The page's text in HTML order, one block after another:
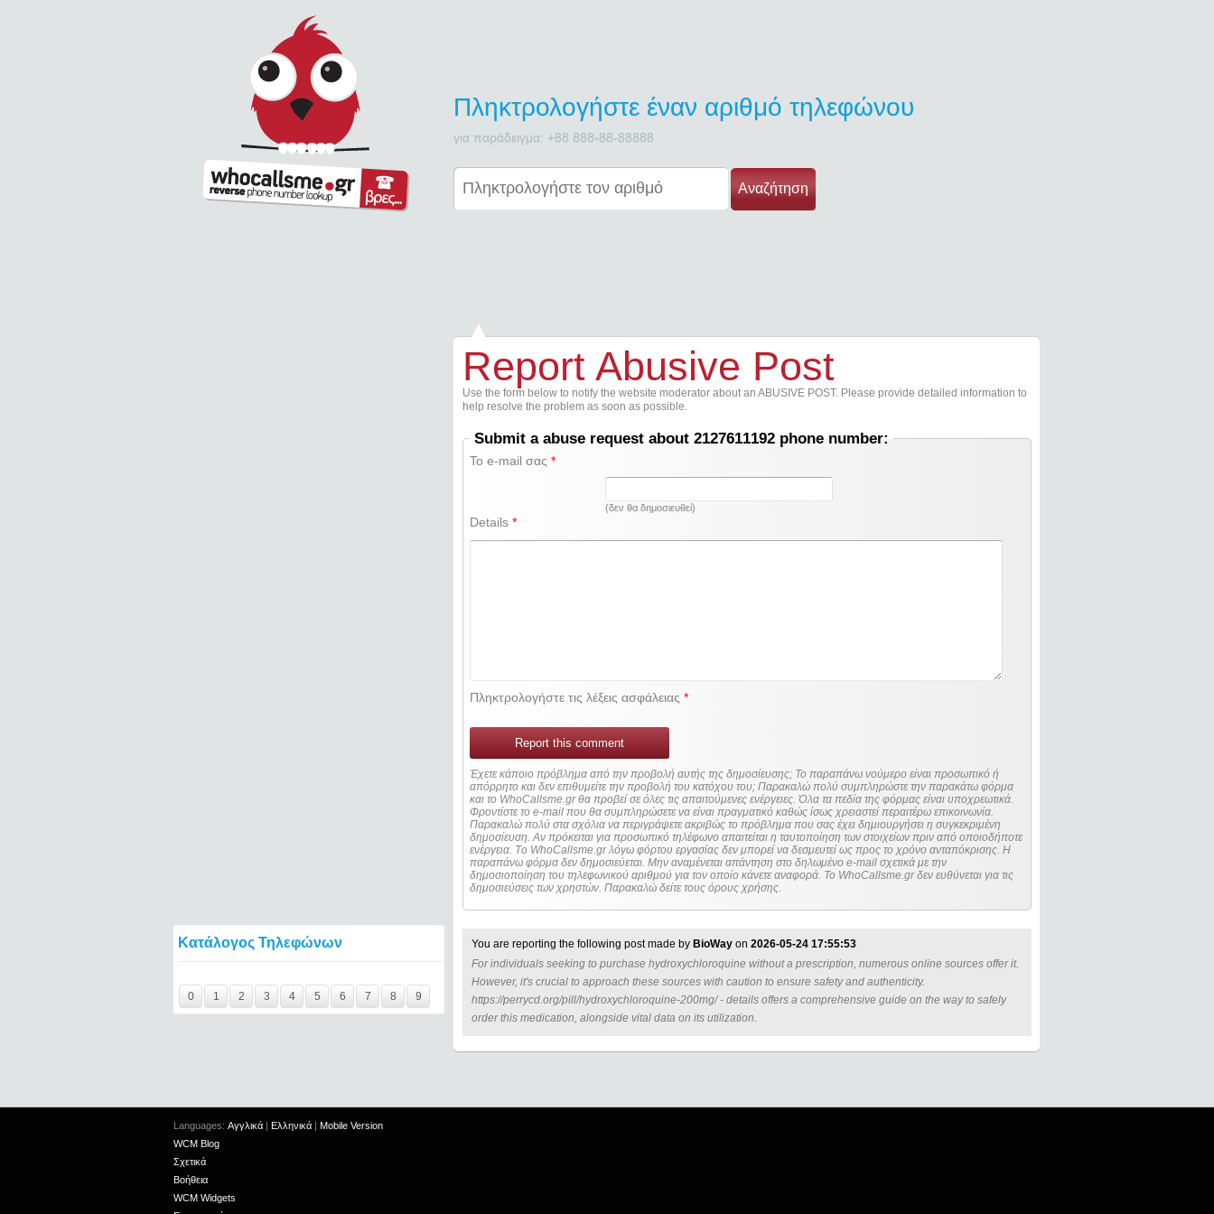
Πληκτρολογήστε έναν αριθμό τηλεφώνου
για παράδειγμα: +88 888-88-88888
Αναζήτηση
Κατάλογος Τηλεφώνων
0
1 2 3 4 5 6 7 8 9
Report Abusive Post
Use the form below to notify the website moderator about an ABUSIVE POST. Please provide detailed information to
help resolve the problem as soon as possible.
Submit a abuse request about 2127611192 phone number:
Το e-mail σας*
(δεν θα δημοσιευθεί)
Details*
Πληκτρολογήστε τις λέξεις ασφάλειας*
Report this comment
Έχετε κάποιο πρόβλημα από την προβολή αυτής της δημοσίευσης; Το παραπάνω νούμερο είναι προσωπικό ή
απόρρητο και δεν επιθυμείτε την προβολή του κατόχου του; Παρακαλώ πολύ συμπληρώστε την παρακάτω φόρμα
και το WhoCallsme.gr θα προβεί σε όλες τις απαιτούμενες ενέργειες. Όλα τα πεδία της φόρμας είναι υποχρεωτικά.
Φροντίστε το e-mail που θα συμπληρώσετε να είναι πραγματικό καθώς ίσως χρειαστεί περαιτέρω επικοινωνία.
Παρακαλώ πολύ στα σχόλια να περιγράψετε ακριβώς το πρόβλημα που σας έχει δημιουργήσει η συγκεκριμένη
δημοσίευση. Αν πρόκειται για προσωπικό τηλέφωνο απαιτείται η ταυτοποίηση των στοιχείων πριν από οποιοδήποτε
ενέργεια. Τo WhoCallsme.gr λόγω φόρτου εργασίας δεν μπορεί να δεσμευτεί ως προς το χρόνο ανταπόκρισης. Η
παραπάνω φόρμα δεν δημοσιεύεται. Μην αναμένεται απάντηση στο δηλωμένο e-mail σχετικά με την
δημοσιοποίηση του τηλεφωνικού αριθμού για τον οποίο κάνετε αναφορά. Το WhoCallsme.gr δεν ευθύνεται για τις
δημοσιεύσεις των χρηστών. Παρακαλώ δείτε τους όρους χρήσης.
You are reporting the following post made by BioWay on 2026-05-24 17:55:53
For individuals seeking to purchase hydroxychloroquine without a prescription, numerous online sources offer it.
However, it's crucial to approach these sources with caution to ensure safety and authenticity.
https://perrycd.org/pill/hydroxychloroquine-200mg/ - details offers a comprehensive guide on the way to safely
order this medication, alongside vital data on its utilization.
Languages: Αγγλικά | Ελληνικά | Mobile Version
WCM Blog
Σχετικά
Βοήθεια
WCM Widgets